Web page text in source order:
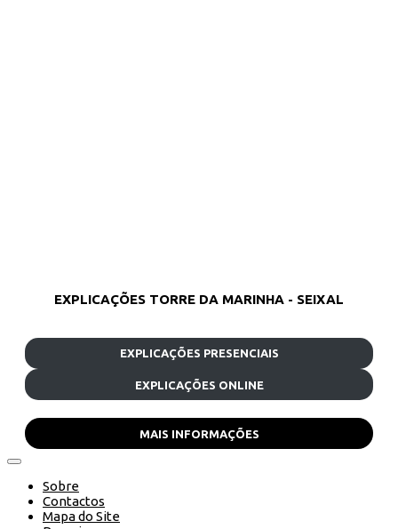
EXPLICAÇÕES TORRE DA MARINHA - SEIXAL
EXPLICAÇÕES PRESENCIAIS
EXPLICAÇÕES ONLINE
MAIS INFORMAÇÕES
Sobre
Contactos
Mapa do Site